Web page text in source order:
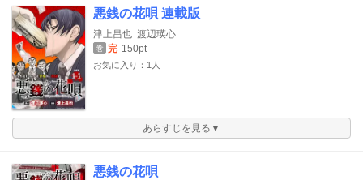
悪銭の花唄 連載版
津上昌也 渡辺瑛心
巻 完 150pt
お気に入り：1人
あらすじを見る▼
悪銭の花唄